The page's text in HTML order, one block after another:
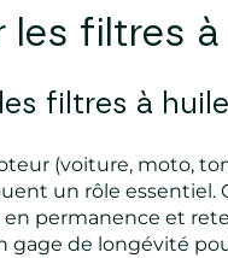
les filtres à
filtres à huile
(voiture, moto,
un rôle essentiel.
permanence et
gage de longévité